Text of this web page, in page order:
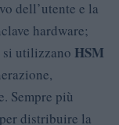
dell’utente e la
hardware;
utilizzano HSM
Sempre più
distribuire la